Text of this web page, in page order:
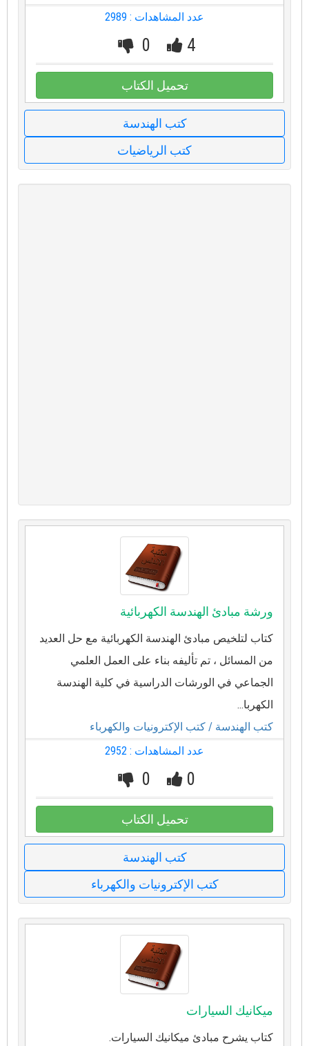
عدد المشاهدات : 2989
4
0
تحميل الكتاب
كتب الهندسة
كتب الرياضيات
ورشة مبادئ الهندسة الكهربائية
كتاب لتلخيص مبادئ الهندسة الكهربائية مع حل العديد
من المسائل ، تم تأليفه بناء على العمل العلمي
الجماعي في الورشات الدراسية في كلية الهندسة
الكهربا...
كتب الهندسة / كتب الإكترونيات والكهرباء
عدد المشاهدات : 2952
0
0
تحميل الكتاب
كتب الهندسة
كتب الإكترونيات والكهرباء
ميكانيك السيارات
كتاب يشرح مبادئ ميكانيك السيارات.